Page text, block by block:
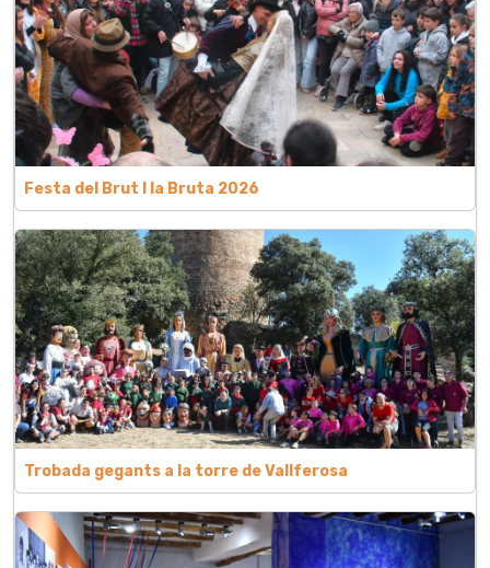
Festa del Brut l la Bruta 2026
Trobada gegants a la torre de Vallferosa